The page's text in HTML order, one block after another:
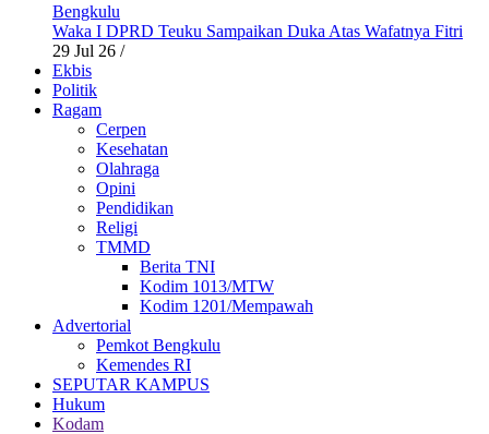
Bengkulu
Waka I DPRD Teuku Sampaikan Duka Atas Wafatnya Fitri
29 Jul 26 /
Ekbis
Politik
Ragam
Cerpen
Kesehatan
Olahraga
Opini
Pendidikan
Religi
TMMD
Berita TNI
Kodim 1013/MTW
Kodim 1201/Mempawah
Advertorial
Pemkot Bengkulu
Kemendes RI
SEPUTAR KAMPUS
Hukum
Kodam